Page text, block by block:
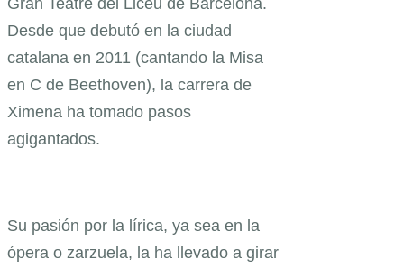
Desde que debutó en la ciudad
catalana en 2011 (cantando la Misa
en C de Beethoven), la carrera de
Ximena ha tomado pasos
agigantados.
Su pasión por la lírica, ya sea en la
ópera o zarzuela, la ha llevado a girar